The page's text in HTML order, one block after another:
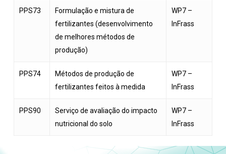
PPS73
Formulação e mistura de
fertilizantes (desenvolvimento
de melhores métodos de
produção)
WP7 –
InFrass
PPS74
Métodos de produção de
fertilizantes feitos à medida
WP7 –
InFrass
PPS90
Serviço de avaliação do impacto
nutricional do solo
WP7 –
InFrass